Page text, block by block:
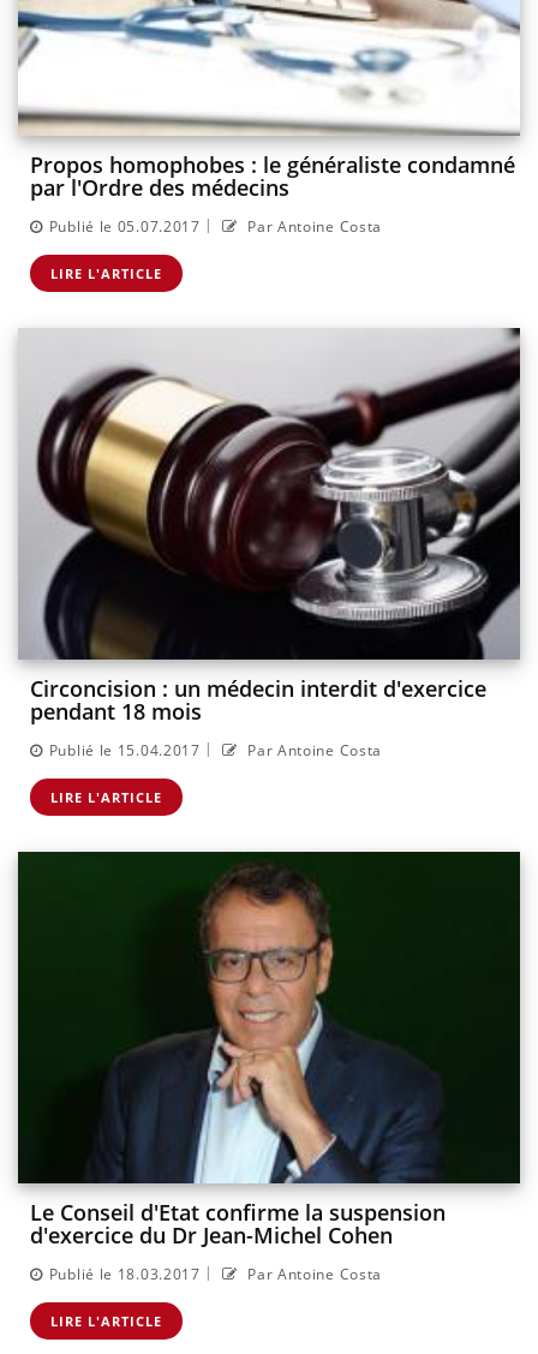
Propos homophobes : le généraliste condamné
par l'Ordre des médecins
Publié le 05.07.2017 | Par Antoine Costa
LIRE L'ARTICLE
Circoncision : un médecin interdit d'exercice
pendant 18 mois
Publié le 15.04.2017 | Par Antoine Costa
LIRE L'ARTICLE
Le Conseil d'Etat confirme la suspension
d'exercice du Dr Jean-Michel Cohen
Publié le 18.03.2017 | Par Antoine Costa
LIRE L'ARTICLE